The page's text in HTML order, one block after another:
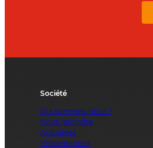
Société
Qui sommes-nous ?
Nous rejoindre
Actualités
Implantations